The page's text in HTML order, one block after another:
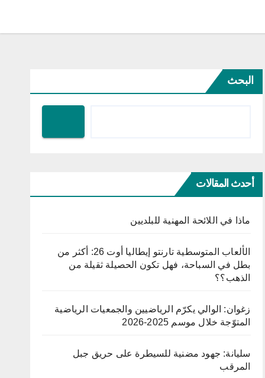
البحث
أحدث المقالات
ماذا في اللائحة المهنية للبلديين
الألعاب المتوسطية تارنتو إيطاليا أوت 26: أكثر من
بطل في السباحة، فهل تكون الحصيلة ثقيلة من
الذهب؟؟
زغوان: الوالي يكرّم الرياضيين والجمعيات الرياضية
المتوّجة خلال موسم 2025-2026
سليانة: جهود مضنية للسيطرة على حريق جبل
المرقب